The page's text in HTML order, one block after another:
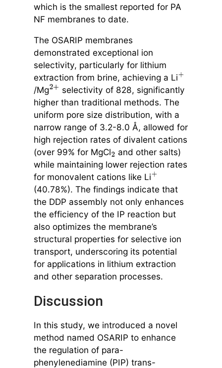
which is the smallest reported for PA
NF membranes to date.
The OSARIP membranes
demonstrated exceptional ion
selectivity, particularly for lithium
extraction from brine, achieving a Li+
/Mg2+ selectivity of 828, significantly
higher than traditional methods. The
uniform pore size distribution, with a
narrow range of 3.2-8.0 Å, allowed for
high rejection rates of divalent cations
(over 99% for MgCl2 and other salts)
while maintaining lower rejection rates
for monovalent cations like Li+
(40.78%). The findings indicate that
the DDP assembly not only enhances
the efficiency of the IP reaction but
also optimizes the membrane’s
structural properties for selective ion
transport, underscoring its potential
for applications in lithium extraction
and other separation processes.
Discussion
In this study, we introduced a novel
method named OSARIP to enhance
the regulation of para-
phenylenediamine (PIP) trans-